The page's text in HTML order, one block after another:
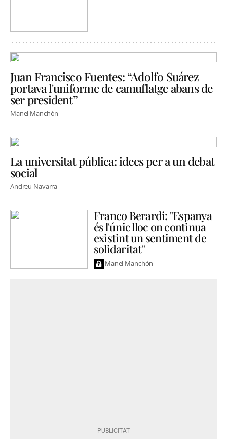
Juan Francisco Fuentes: “Adolfo Suárez
portava l'uniforme de camuflatge abans de
ser president”
Manel Manchón
La universitat pública: idees per a un debat
social
Andreu Navarra
Franco Berardi: "Espanya
és l'únic lloc on continua
existint un sentiment de
solidaritat"
Manel Manchón